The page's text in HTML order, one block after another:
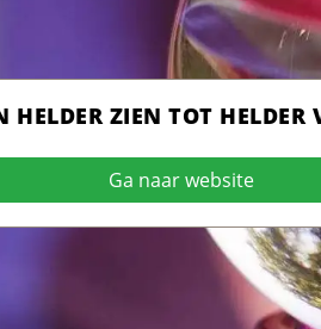
HELDER ZIEN TOT HELDER
Ga naar website